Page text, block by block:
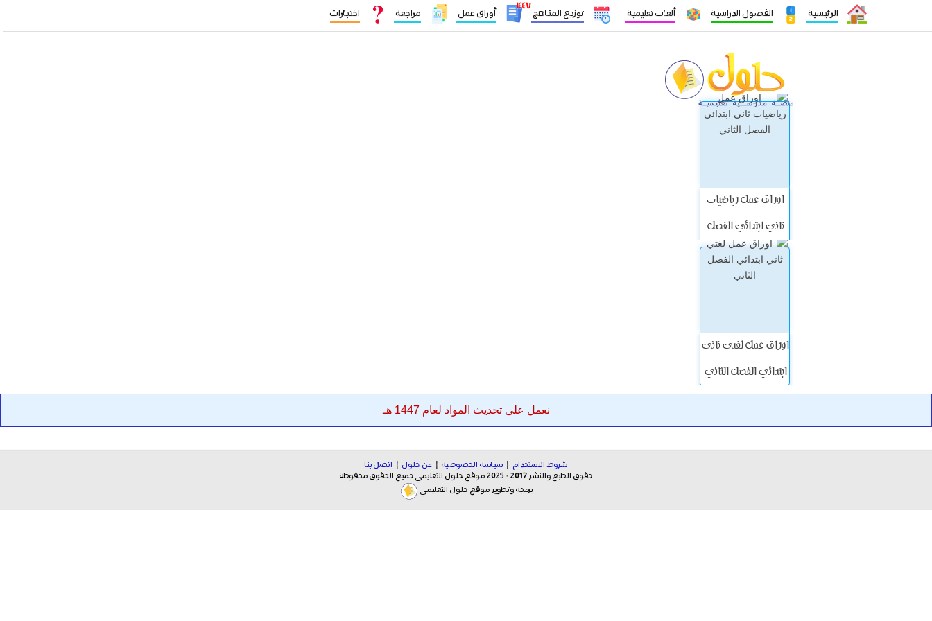
الرئيسية الفصول الدراسية ألعاب تعليمية توزيع المناهج
١٤٤٧
أوراق عمل مراجعة اختبارات
اوراق عمل رياضيات
ثاني ابتدائي الفصل
الثاني
اوراق عمل لغتي ثاني
ابتدائي الفصل الثاني
نعمل على تحديث المواد لعام 1447 هـ
شروط الاستخدام | سياسة الخصوصية | عن حلول |
اتصل بنا
حقوق الطبع والنشر 2017 - 2025 موقع حلول التعليمي جميع الحقوق محفوظة
برمجة وتطوير موقع حلول التعليمي